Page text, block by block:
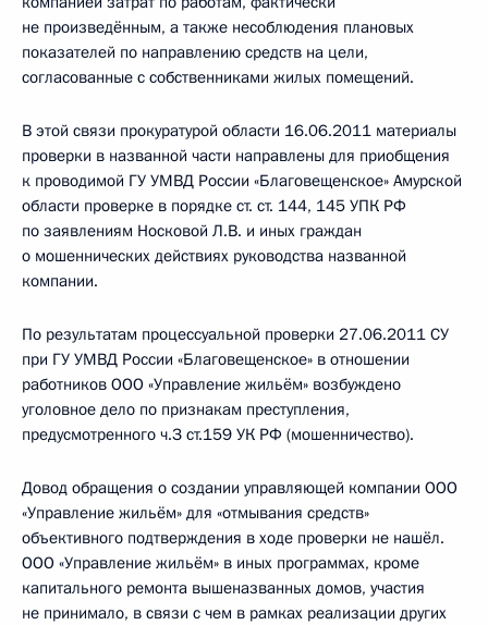
не произведённым, а также несоблюдения плановых
показателей по направлению средств на цели,
согласованные с собственниками жилых помещений.
В этой связи прокуратурой области 16.06.2011 материалы
проверки в названной части направлены для приобщения
к проводимой ГУ УМВД России «Благовещенское» Амурской
области проверке в порядке ст. ст. 144, 145 УПК РФ
по заявлениям Носковой Л.В. и иных граждан
о мошеннических действиях руководства названной
компании.
По результатам процессуальной проверки 27.06.2011 СУ
при ГУ УМВД России «Благовещенское» в отношении
работников ООО «Управление жильём» возбуждено
уголовное дело по признакам преступления,
предусмотренного ч.З ст.159 УК РФ (мошенничество).
Довод обращения о создании управляющей компании ООО
«Управление жильём» для «отмывания средств»
объективного подтверждения в ходе проверки не нашёл.
ООО «Управление жильём» в иных программах, кроме
капитального ремонта вышеназванных домов, участия
не принимало, в связи с чем в рамках реализации других